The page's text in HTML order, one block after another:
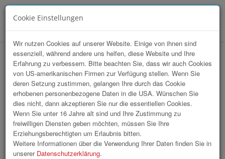
HAK-Event 2026
Cookie Einstellungen
Wir nutzen Cookies auf unserer Website. Einige von ihnen sind
essenziell, während andere uns helfen, diese Website und Ihre
Erfahrung zu verbessern. Bitte beachten Sie, dass wir auch Cookies
von US-amerikanischen Firmen zur Verfügung stellen. Wenn Sie
deren Setzung zustimmen, gelangen Ihre durch das Cookie
erhobenen personenbezogene Daten in die USA. Wünschen Sie
dies nicht, dann akzeptieren Sie nur die essentiellen Cookies.
Wenn Sie unter 16 Jahre alt sind und Ihre Zustimmung zu
freiwilligen Diensten geben möchten, müssen Sie Ihre
Erziehungsberechtigten um Erlaubnis bitten.
Weitere Informationen über die Verwendung Ihrer Daten finden Sie in
unserer Datenschutzerklärung.